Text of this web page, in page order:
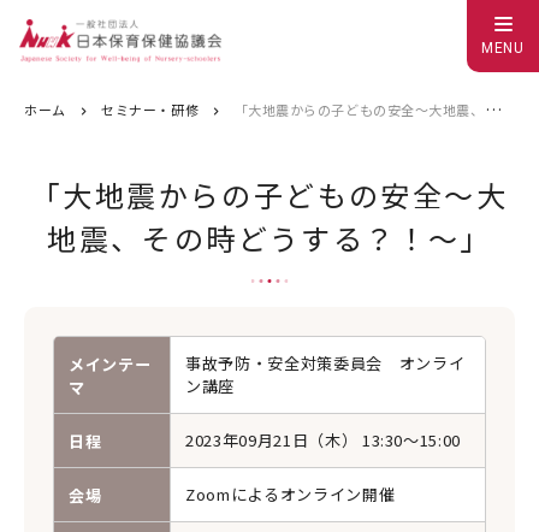
MENU
ホーム セミナー・研修 「大地震からの子どもの安全～大地震、その時どうする？！～」
「大地震からの子どもの安全～大
地震、その時どうする？！～」
メインテー
マ
事故予防・安全対策委員会 オンライ
ン講座
日程 2023年09月21日（木） 13:30〜15:00
会場 Zoomによるオンライン開催